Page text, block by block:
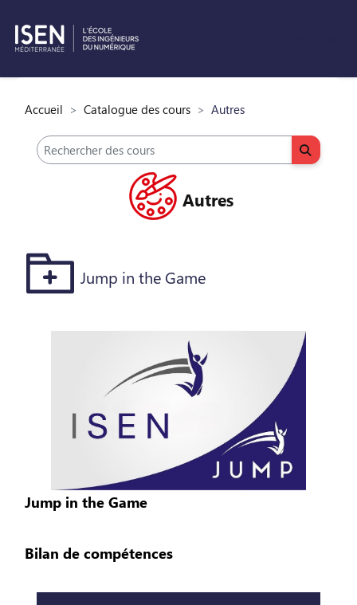
Accueil
Catalogue des cours Autres
Rechercher des cours
Autres
Jump in the Game
Jump in the Game
Bilan de compétences